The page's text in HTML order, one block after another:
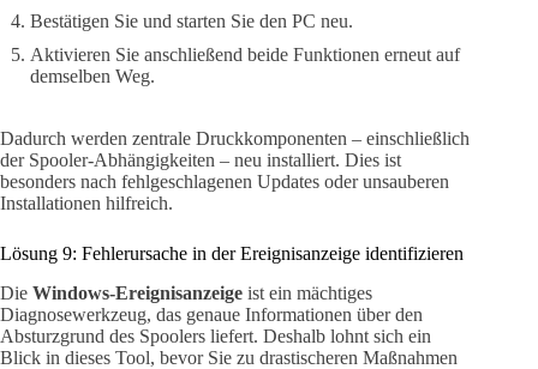
Bestätigen Sie und starten Sie den PC neu.
Aktivieren Sie anschließend beide Funktionen erneut auf
demselben Weg.
Dadurch werden zentrale Druckkomponenten – einschließlich
der Spooler-Abhängigkeiten – neu installiert. Dies ist
besonders nach fehlgeschlagenen Updates oder unsauberen
Installationen hilfreich.
Lösung 9: Fehlerursache in der Ereignisanzeige identifizieren
Die Windows-Ereignisanzeige ist ein mächtiges
Diagnosewerkzeug, das genaue Informationen über den
Absturzgrund des Spoolers liefert. Deshalb lohnt sich ein
Blick in dieses Tool, bevor Sie zu drastischeren Maßnahmen